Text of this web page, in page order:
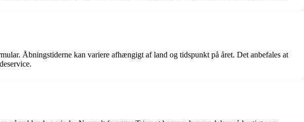
Åbningstiderne kan variere afhængigt af land og tidspunkt på året. Det anbefales at